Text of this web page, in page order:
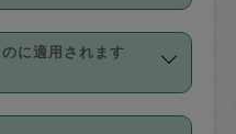
個別にタスカジさ
調整してくださ
越えての調整はで
業や危険作業、屋
す。
ストランで料理関
ていた方、日本で
や英語の先生とし
ィリピン出身の
局との面接と説明
後、身分証明書の
いています。外国
に適用されます
との間でタスカジ